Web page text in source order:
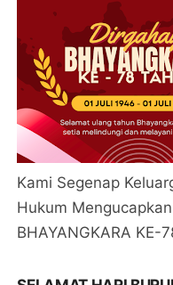
Kami Segenap
Hukum
BHAYANGKARA KE-